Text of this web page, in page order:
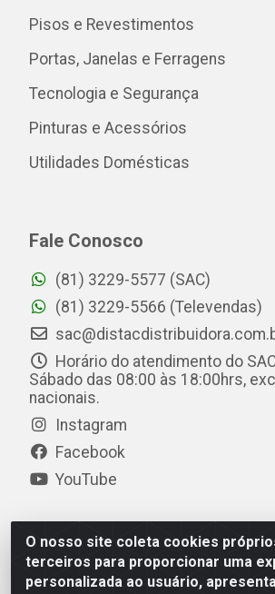
O nosso site coleta cookies
terceiros para proporcionar uma
personalizada ao usuário,
Pisos e Revestimentos
Portas, Janelas e Ferragens
Tecnologia e Segurança
Pinturas e Acessórios
Utilidades Domésticas
Fale Conosco
(81) 3229-5577 (SAC)
(81) 3229-5566 (Televendas)
Horário do atendimento do
Sábado das 08:00 às 18:00hrs,
nacionais.
Instagram
Facebook
YouTube
Distac Distribuidora - Av. Durval de
- Jardim Petrópolis - Maceió/AL - CEP